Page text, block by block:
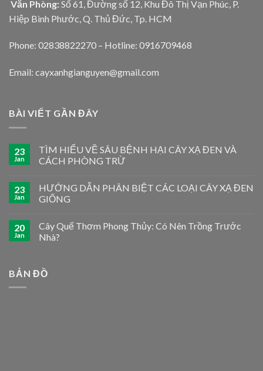
Văn Phòng: Số 61, Đường số 12, Khu Đô Thị Vạn Phúc, P.
Hiệp Bình Phước, Q. Thủ Đức, Tp. HCM
Phone: 02838822270 – Hotline: 0916709468
Email: cayxanhgianguyen@gmail.com
BÀI VIẾT GẦN ĐÂY
23
Jan
TÌM HIỂU VỀ SÂU BỆNH HẠI CÂY XẠ ĐEN VÀ
CÁCH PHÒNG TRỪ
23
Jan
HƯỚNG DẪN PHÂN BIỆT CÁC LOẠI CÂY XẠ ĐEN
GIỐNG
20
Jan
Cây Quế Thơm Phong Thủy: Có Nên Trồng Trước
Nhà?
BẢN ĐỒ